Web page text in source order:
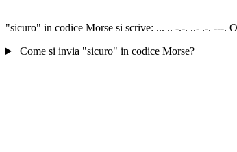
"sicuro" in codice Morse si scrive: ... .. -.-. ..- .-. ---.
Come si invia "sicuro" in codice Morse?